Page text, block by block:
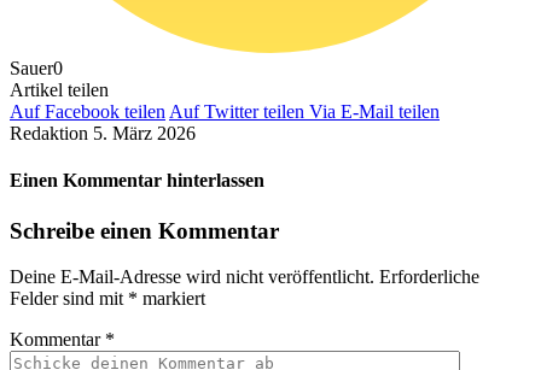
Sauer0
Artikel teilen
Auf Facebook teilen Auf Twitter teilen Via E-Mail teilen
Redaktion 5. März 2026
Einen Kommentar hinterlassen
Schreibe einen Kommentar
Deine E-Mail-Adresse wird nicht veröffentlicht. Erforderliche
Felder sind mit * markiert
Kommentar *